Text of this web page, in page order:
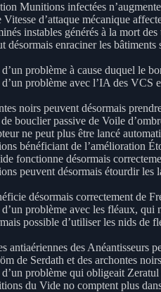
Munitions infectées
d’attaque mécanique
instables générés à la mort
désormais enraciner les
problème à cause duquel le
problème avec l’IA des VCS
noirs peuvent désormais
bouclier passive de Voile
ne peut plus être lancé
bénéficiant de l’amélioration
fonctionne désormais
peuvent désormais étourdir les
désormais correctement de
problème avec les fléaux, qui
possible d’utiliser les nids de
antiaériennes des Anéantisseurs
de Serdath et des archontes
problème qui obligeait
du Vide no comptent plus